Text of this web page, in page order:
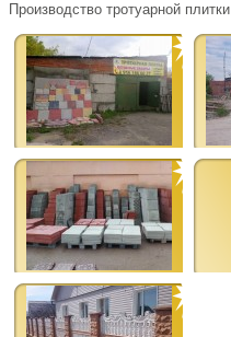
Производство тротуарной плитки